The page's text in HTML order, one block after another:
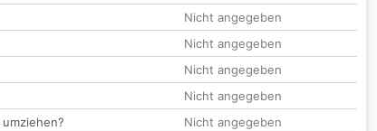
Nicht angegeben
Nicht angegeben
Nicht angegeben
Nicht angegeben
Nicht angegeben